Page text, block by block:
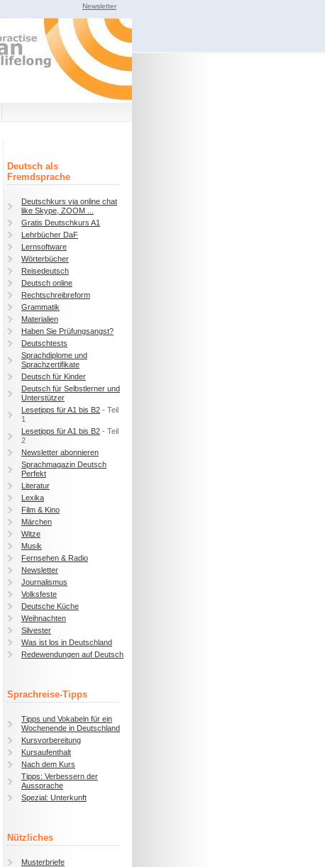
Newsletter
Deutsch als
Fremdsprache
Deutschkurs via online chat
like Skype, ZOOM ...
Gratis Deutschkurs A1
Lehrbücher DaF
Lernsoftware
Wörterbücher
Reisedeutsch
Deutsch online
Rechtschreibreform
Grammatik
Materialien
Haben Sie Prüfungsangst?
Deutschtests
Sprachdiplome und
Sprachzertifikate
Deutsch für Kinder
Deutsch für Selbstlerner und
Unterstützer
Lesetipps für A1 bis B2 - Teil
1
Lesetipps für A1 bis B2 - Teil
2
Newsletter abonnieren
Sprachmagazin Deutsch
Perfekt
Literatur
Lexika
Film & Kino
Märchen
Witze
Musik
Fernsehen & Radio
Newsletter
Journalismus
Volksfeste
Deutsche Küche
Weihnachten
Silvester
Was ist los in Deutschland
Redewendungen auf Deutsch
Sprachreise-Tipps
Tipps und Vokabeln für ein
Wochenende in Deutschland
Kursvorbereitung
Kursaufenthalt
Nach dem Kurs
Tipps: Verbessern der
Aussprache
Spezial: Unterkunft
Nützliches
Musterbriefe